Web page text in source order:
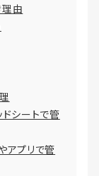
由
シートで管
アプリで管